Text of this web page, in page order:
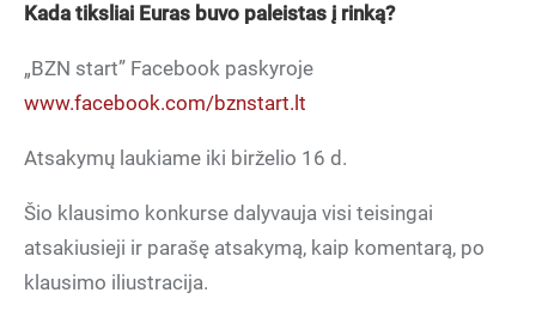
Kada tiksliai Euras buvo paleistas į rinką?
„BZN start” Facebook paskyroje
www.facebook.com/bznstart.lt
Atsakymų laukiame iki birželio 16 d.
Šio klausimo konkurse dalyvauja visi teisingai
atsakiusieji ir parašę atsakymą, kaip komentarą, po
klausimo iliustracija.